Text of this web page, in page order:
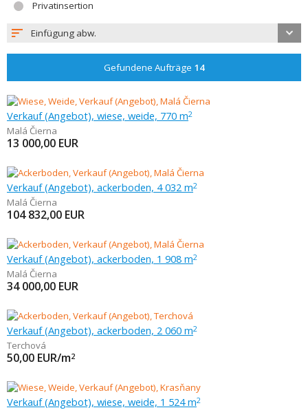
Privatinsertion
Einfügung abw.
Gefundene Aufträge 14
Verkauf (Angebot), wiese, weide, 770 m2
Malá Čierna
13 000,00 EUR
Verkauf (Angebot), ackerboden, 4 032 m2
Malá Čierna
104 832,00 EUR
Verkauf (Angebot), ackerboden, 1 908 m2
Malá Čierna
34 000,00 EUR
Verkauf (Angebot), ackerboden, 2 060 m2
Terchová
50,00 EUR/m2
Verkauf (Angebot), wiese, weide, 1 524 m2